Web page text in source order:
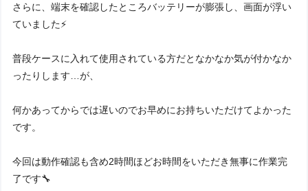
さらに、端末を確認したところバッテリーが膨張し、画面が浮い
ていました⚡️
普段ケースに入れて使用されている方だとなかなか気が付かなか
ったりします…が、
何かあってからでは遅いのでお早めにお持ちいただけてよかった
です。
今回は動作確認も含め2時間ほどお時間をいただき無事に作業完
了です🔧